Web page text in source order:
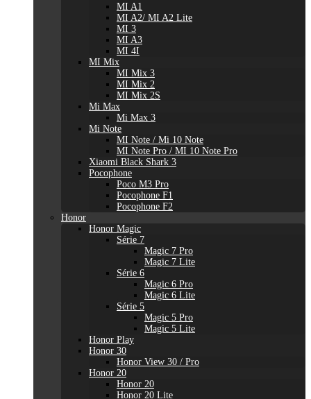
MI A1
MI A2/ MI A2 Lite
MI 3
MI A3
MI 4I
MI Mix
MI Mix 3
MI Mix 2
MI Mix 2S
Mi Max
Mi Max 3
Mi Note
MI Note / Mi 10 Note
MI Note Pro / MI 10 Note Pro
Xiaomi Black Shark 3
Pocophone
Poco M3 Pro
Pocophone F1
Pocophone F2
Honor
Honor Magic
Série 7
Magic 7 Pro
Magic 7 Lite
Série 6
Magic 6 Pro
Magic 6 Lite
Série 5
Magic 5 Pro
Magic 5 Lite
Honor Play
Honor 30
Honor View 30 / Pro
Honor 20
Honor 20
Honor 20 Lite